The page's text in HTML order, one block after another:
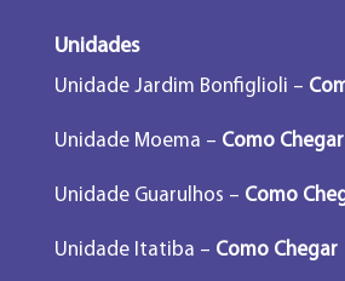
Unidades
Unidade Jardim Bonfiglioli –
Unidade Moema – Como Chegar
Unidade Guarulhos – Como
Unidade Itatiba – Como Chegar